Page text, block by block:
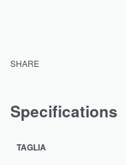
SHARE
Specifications
TAGLIA